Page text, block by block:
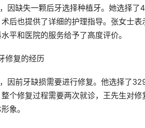
后也提供了详细的护理指导。张女士
平和医院的服务给予了高度评价。
修复的经历
个修复过程需要两次就诊，王先生对
象。